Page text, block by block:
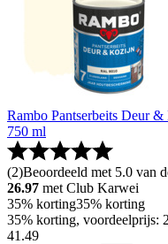
Rambo Pantserbeits Deur
750 ml
(2)Beoordeeld met 5.0 van
26.97 met Club Karwei
35% korting35% korting
35% korting, voordeelprijs:
41 .49